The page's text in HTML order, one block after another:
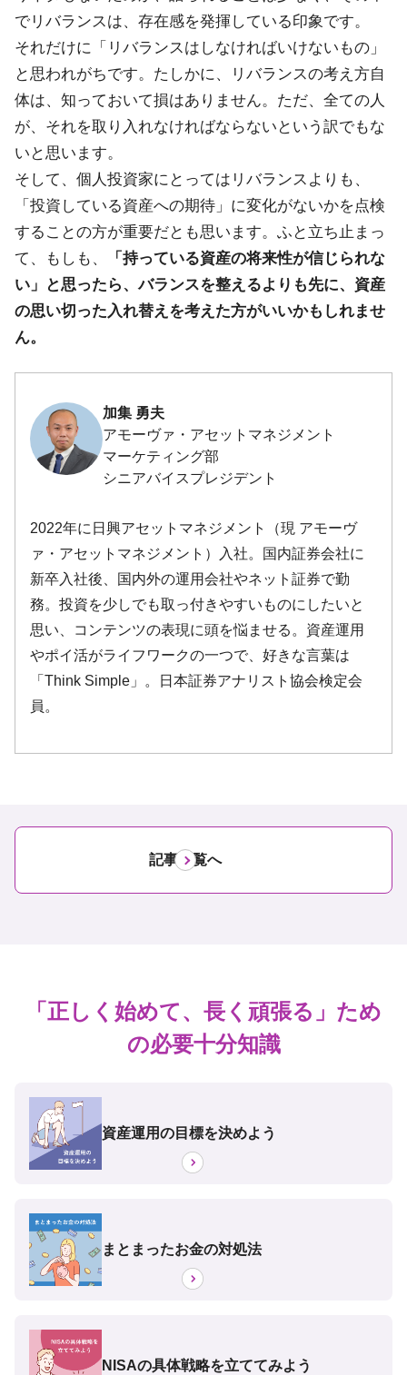
でリバランスは、存在感を発揮している印象です。
それだけに「リバランスはしなければいけないもの」
と思われがちです。たしかに、リバランスの考え方自
体は、知っておいて損はありません。ただ、全ての人
が、それを取り入れなければならないという訳でもな
いと思います。
そして、個人投資家にとってはリバランスよりも、
「投資している資産への期待」に変化がないかを点検
することの方が重要だとも思います。ふと立ち止まっ
て、もしも、
「持っている資産の将来性が信じられな
い」と思ったら、バランスを整えるよりも先に、資産
の思い切った入れ替えを考えた方がいいかもしれませ
ん。
加集 勇夫
アモーヴァ・アセットマネジメント
記事一覧へ
「正しく始めて、長く頑張る」ため
の必要十分知識
資産運用の目標を決めよう
まとまったお金の対処法
NISAの具体戦略を立ててみよう